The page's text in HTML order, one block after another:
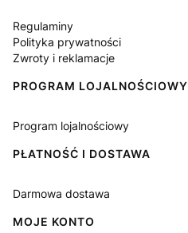
Regulaminy
Polityka prywatności
Zwroty i reklamacje
PROGRAM LOJALNOŚCIOWY
Program lojalnościowy
PŁATNOŚĆ I DOSTAWA
Darmowa dostawa
MOJE KONTO